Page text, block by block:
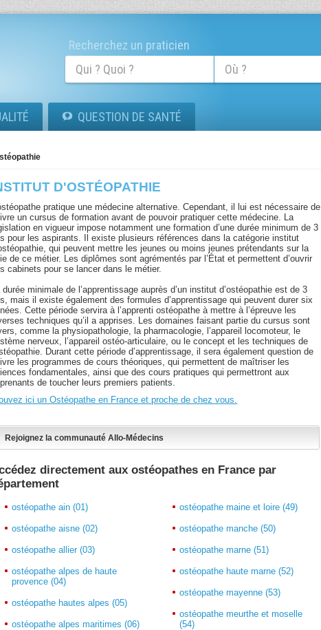
Recherchez un praticien
QUESTION DE SANTÉ
D'OSTÉOPATHIE
pratique une médecine alternative. Cependant, il lui est nécessaire de
un cursus de formation avant de pouvoir pratiquer cette médecine. La
en vigueur impose notamment une formation d’une durée minimum de 3
pour les aspirants. Il existe plusieurs références dans la catégorie institut
qui peuvent mettre les jeunes ou moins jeunes prétendants sur la
de ce métier. Les diplômes sont agrémentés par l’État et permettent d’ouvrir
cabinets pour se lancer dans le métier.
durée minimale de l’apprentissage auprès d’un institut d’ostéopathie est de 3
mais il existe également des formules d’apprentissage qui peuvent durer six
Cette période servira à l’apprenti ostéopathe à mettre à l’épreuve les
techniques qu’il a apprises. Les domaines faisant partie du cursus sont
comme la physiopathologie, la pharmacologie, l’appareil locomoteur, le
nerveux, l’appareil ostéo-articulaire, ou le concept et les techniques de
Durant cette période d’apprentissage, il sera également question de
les programmes de cours théoriques, qui permettent de maîtriser les
fondamentales, ainsi que des cours pratiques qui permettront aux
de toucher leurs premiers patients.
ici un Ostéopathe en France et proche de chez vous.
Rejoignez la communauté Allo-Médecins
directement aux ostéopathes en France par
ostéopathe ain (01)
ostéopathe aisne (02)
ostéopathe allier (03)
ostéopathe alpes de haute
provence (04)
ostéopathe hautes alpes (05)
ostéopathe alpes maritimes (06)
ostéopathe maine et loire (49)
ostéopathe manche (50)
ostéopathe marne (51)
ostéopathe haute marne (52)
ostéopathe mayenne (53)
ostéopathe meurthe et moselle
(54)